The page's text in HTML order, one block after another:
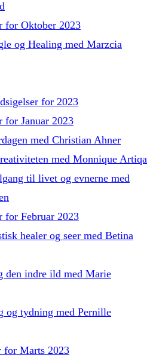
for Oktober 2023
og Healing med Marzcia
for 2023
for Januar 2023
med Christian Ahner
med Monnique Artiqa
til livet og evnerne med
for Februar 2023
healer og seer med Betina
den indre ild med Marie
og tydning med Pernille
for Marts 2023